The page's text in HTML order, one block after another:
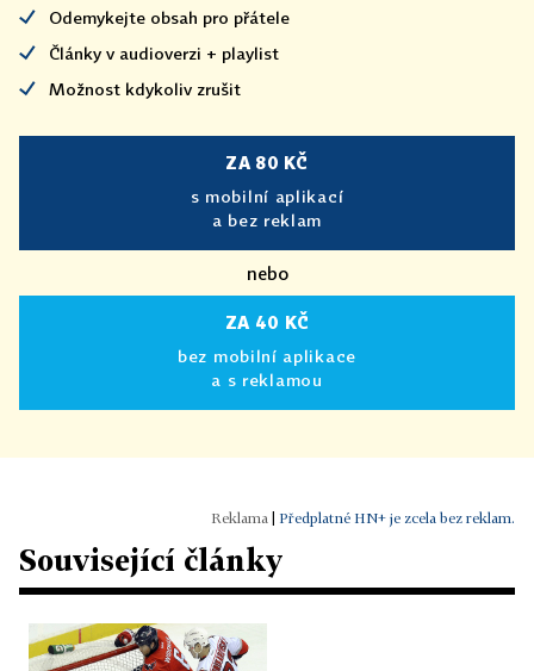
Odemykejte obsah pro přátele
Články v audioverzi + playlist
Možnost kdykoliv zrušit
ZA 80 KČ
s mobilní aplikací
a bez reklam
nebo
ZA 40 KČ
bez mobilní aplikace
a s reklamou
Předplatné HN+ je zcela bez reklam.
Související články